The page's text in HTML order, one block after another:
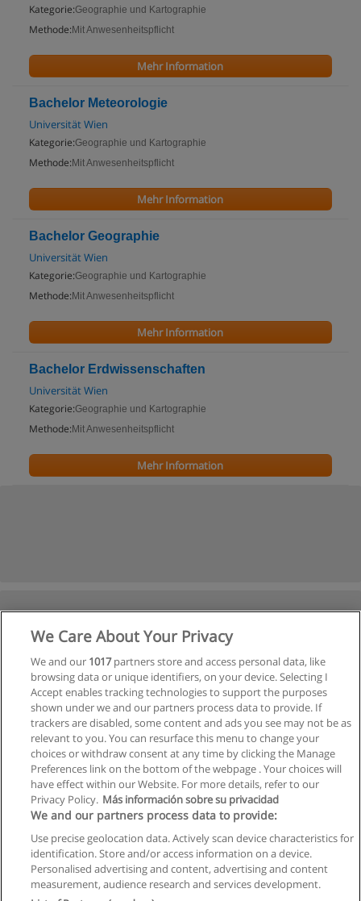
Kategorie:Geographie und Kartographie
Methode: Mit Anwesenheitspflicht
Mehr Information
Bachelor Meteorologie
Universität Wien
Kategorie:Geographie und Kartographie
Methode: Mit Anwesenheitspflicht
Mehr Information
Bachelor Geographie
Universität Wien
Kategorie:Geographie und Kartographie
Methode: Mit Anwesenheitspflicht
Mehr Information
Bachelor Erdwissenschaften
Universität Wien
Kategorie:Geographie und Kartographie
Methode: Mit Anwesenheitspflicht
Mehr Information
Allgemeinen geschäftsbedingungen
Datenschutzpolitik
We Care About Your Privacy
We and our 1017partners store and access personal data, like
browsing data or unique identifiers, on your device. Selecting I
Accept enables tracking technologies to support the purposes
shown under we and our partners process data to provide. If
trackers are disabled, some content and ads you see may not be as
relevant to you. You can resurface this menu to change your
choices or withdraw consent at any time by clicking the Manage
Preferences link on the bottom of the webpage . Your choices will
have effect within our Website. For more details, refer to our
Privacy Policy. Más información sobre su privacidad
We and our partners process data to provide:
Use precise geolocation data. Actively scan device characteristics for
identification. Store and/or access information on a device.
Personalised advertising and content, advertising and content
measurement, audience research and services development.